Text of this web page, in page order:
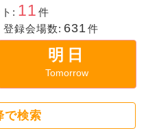
: 11 件
登録会場数: 631 件
明日
Tomorrow
で検索